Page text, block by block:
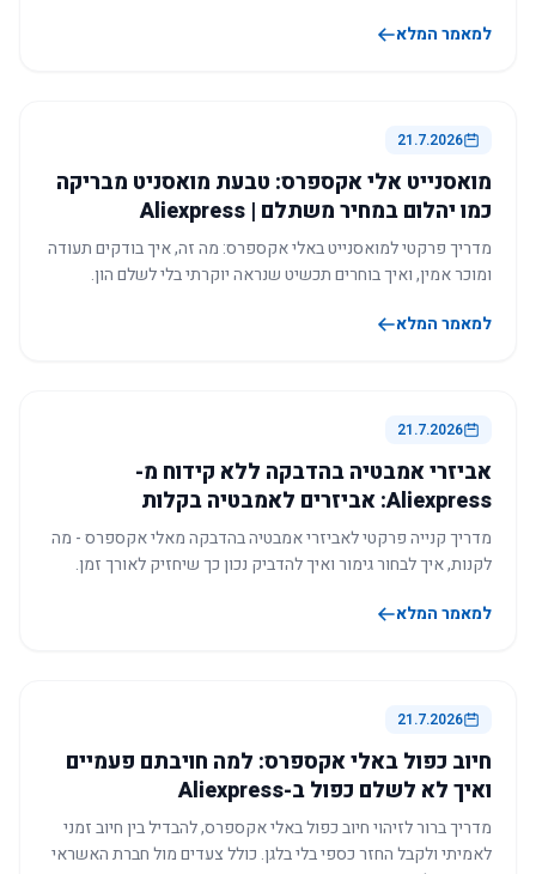
למאמר המלא
21.7.2026
מואסנייט אלי אקספרס: טבעת מואסניט מבריקה
כמו יהלום במחיר משתלם | Aliexpress
מדריך פרקטי למואסנייט באלי אקספרס: מה זה, איך בודקים תעודה
ומוכר אמין, ואיך בוחרים תכשיט שנראה יוקרתי בלי לשלם הון.
למאמר המלא
21.7.2026
אביזרי אמבטיה בהדבקה ללא קידוח מ-
Aliexpress: אביזרים לאמבטיה בקלות
מדריך קנייה פרקטי לאביזרי אמבטיה בהדבקה מאלי אקספרס - מה
לקנות, איך לבחור גימור ואיך להדביק נכון כך שיחזיק לאורך זמן.
למאמר המלא
21.7.2026
חיוב כפול באלי אקספרס: למה חויבתם פעמיים
ואיך לא לשלם כפול ב-Aliexpress
מדריך ברור לזיהוי חיוב כפול באלי אקספרס, להבדיל בין חיוב זמני
לאמיתי ולקבל החזר כספי בלי בלגן. כולל צעדים מול חברת האשראי